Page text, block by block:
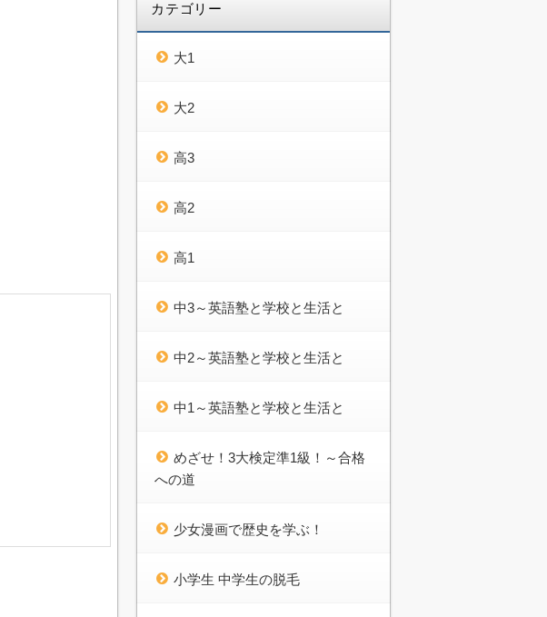
カテゴリー
大1
大2
高3
高2
高1
中3～英語塾と学校と生活と
中2～英語塾と学校と生活と
中1～英語塾と学校と生活と
めざせ！3大検定準1級！～合格
への道
少女漫画で歴史を学ぶ！
小学生 中学生の脱毛